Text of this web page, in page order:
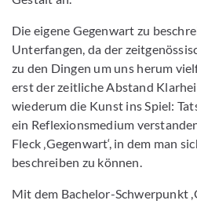
Die eigene Gegenwart zu
Unterfangen, da der
zu den Dingen um uns herum
erst der zeitliche Abstand
wiederum die Kunst ins Spiel:
ein Reflexionsmedium
Fleck ‚Gegenwart‘, in dem man
beschreiben zu können.
Mit dem Bachelor-Schwerpunkt